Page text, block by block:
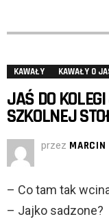
KAWAŁY KAWAŁY O
JAŚ DO
SZKOLNEJ
przez MARCIN
– Co tam tak
– Jajko sadzone?